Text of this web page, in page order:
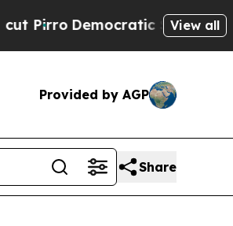
Democratic Socialists ofView all
Provided by AGP
Share